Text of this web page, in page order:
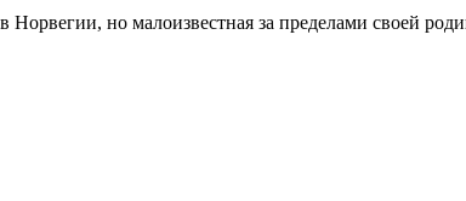
но малоизвестная за пределами своей